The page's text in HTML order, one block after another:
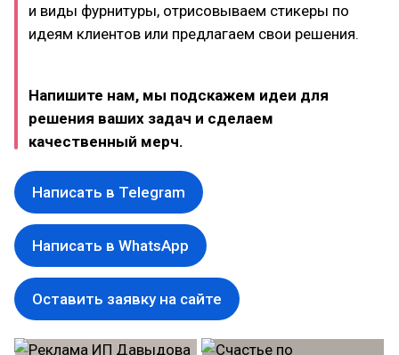
и виды фурнитуры, отрисовываем стикеры по
идеям клиентов или предлагаем свои решения.
Напишите нам, мы подскажем идеи для
решения ваших задач и сделаем
качественный мерч.
Написать в Telegram
Написать в WhatsApp
Оставить заявку на сайте